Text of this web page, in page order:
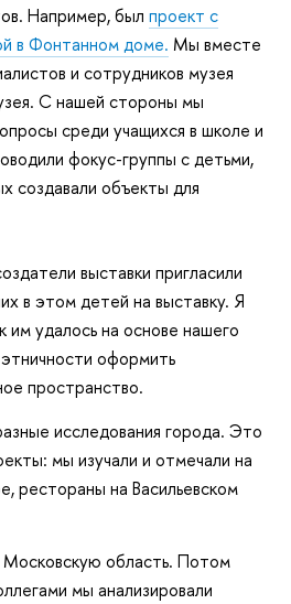
Например, был проект с
в Фонтанном доме. Мы вместе
и сотрудников музея
С нашей стороны мы
среди учащихся в школе и
фокус-группы с детьми,
создавали объекты для
выставки пригласили
в этом детей на выставку. Я
удалось на основе нашего
оформить
пространство.
исследования города. Это
мы изучали и отмечали на
рестораны на Васильевском
область. Потом
мы анализировали